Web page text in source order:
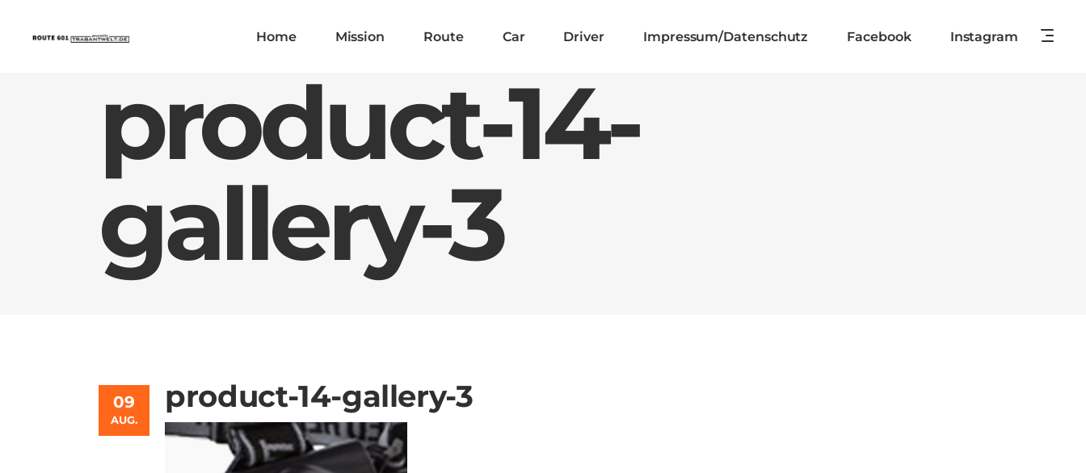
Home Mission Route Car Driver Impressum/Datenschutz Facebook Instagram
product-14-
gallery-3
09
AUG.
product-14-gallery-3